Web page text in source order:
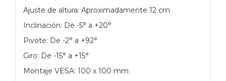
Ajuste de altura: Aproximadamente 12 cm
Inclinación: De -5° a +20°
Pivote: De -2° a +92°
Giro: De -15° a +15°
Montaje VESA: 100 x 100 mm